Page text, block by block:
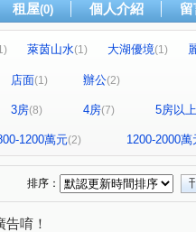
租屋(0) 個人介紹
萊茵山水(1) 大湖優境(1)
(1) 瓏山林藝術館
陽光水岸 綠大地
時間之
區(1) 達仁(1) 華隆經貿(1)
康寧路一段(2) 汐平路二段(1)
(2) 民權東路六段(3) 新豐街
(1) 陽光街(1) 錦和路(1)
向
(1) 成功路三段
店面(1) 辦公(2)
3房(8) 4房(7) 5房以上
1200萬元(2) 1200-2000萬
排序：
唷！